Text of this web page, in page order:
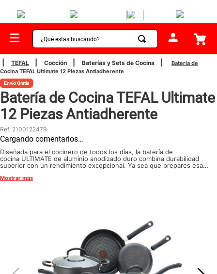
¿Qué estas buscando?
TEFAL Cocción Baterías y Sets de Cocina
Batería de
Cocina TEFAL Ultimate 12 Piezas Antiadherente
Envío Gratis
Batería de Cocina TEFAL Ultimate
12 Piezas Antiadherente
Ref: 2100122479
Cargando comentarios…
Diseñada para el cocinero de todos los días, la batería de
cocina ULTIMATE de aluminio anodizado duro combina durabilidad
superior con un rendimiento excepcional. Ya sea que prepares esa
línea está hecha para acompañarte en cada preparación. Su
Mostrar más
TÉRMINOS MÁS BUSCADOS
1.
sartenes
bateria
olla presion
5.
aspiradora
6 .
ventilador